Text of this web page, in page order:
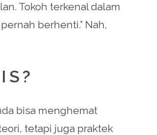
Tokoh terkenal dalam
berhenti.” Nah,
bisa menghemat
tetapi juga praktek